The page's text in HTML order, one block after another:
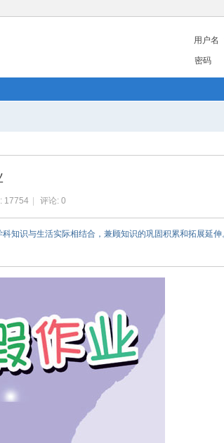
用户名
密码
17754 评论: 0
识与生活实际相结合，兼顾知识的巩固积累和拓展延伸